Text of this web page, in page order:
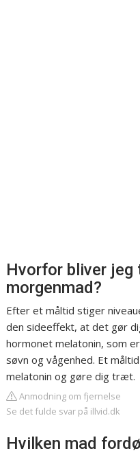
Hvorfor bliver
morgenmad?
Efter et måltid stiger
den sideeffekt, at det gør
hormonet melatonin, som
søvn og vågenhed. Et
melatonin og gøre dig træt.
Anmodning om fjernelse
Se det fulde svar på illvid.dk
Hvilken mad